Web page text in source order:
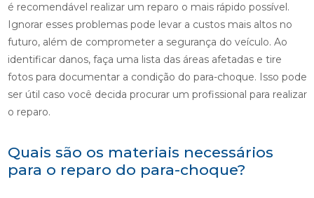
é recomendável realizar um reparo o mais rápido possível.
Ignorar esses problemas pode levar a custos mais altos no
futuro, além de comprometer a segurança do veículo. Ao
identificar danos, faça uma lista das áreas afetadas e tire
fotos para documentar a condição do para-choque. Isso pode
ser útil caso você decida procurar um profissional para realizar
o reparo.
Quais são os materiais necessários
para o reparo do para-choque?